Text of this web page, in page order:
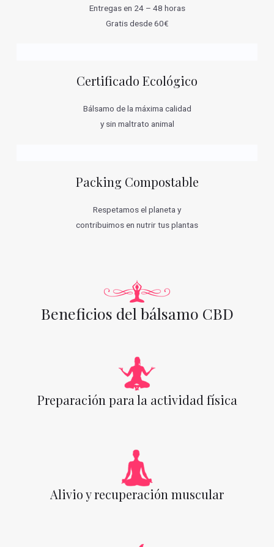
Entregas en 24 – 48 horas
Gratis desde 60€
Certificado Ecológico
Bálsamo de la máxima calidad
y sin maltrato animal
Packing Compostable
Respetamos el planeta y
contribuimos en nutrir tus plantas
Beneficios del bálsamo CBD
Preparación para la actividad física
Alivio y recuperación muscular